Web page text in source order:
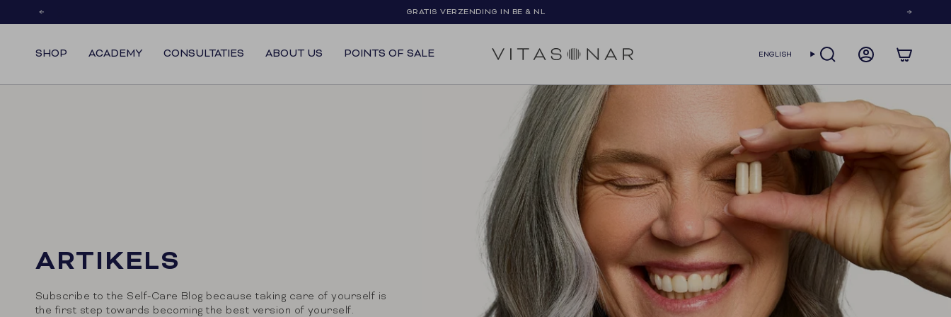
to
NIEUW GOOD GUT & DAILY GREENS+
GRATIS VERZENDING IN BE & NL
SHOP ACADEMY CONSULTATIES ABOUT US POINTS OF SALE LANGUAGE
ENGLISH SEARCH ACCOUNT
ARTIKELS
Subscribe to the Self-Care Blog because taking care of yourself is
the first step towards becoming the best version of yourself.